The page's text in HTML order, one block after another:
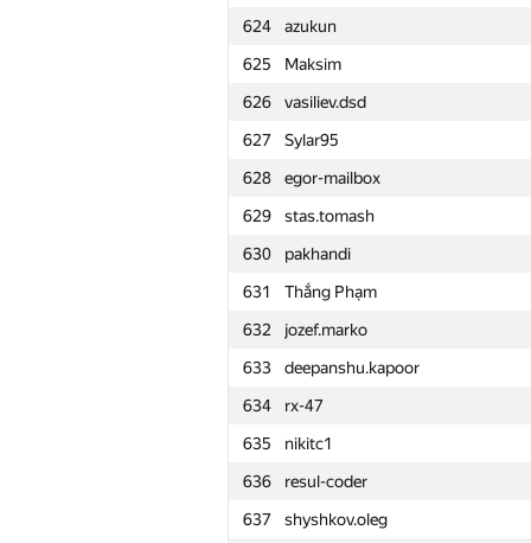
624
azukun
625
Maksim
626
vasiliev.dsd
627
Sylar95
628
egor-mailbox
629
stas.tomash
630
pakhandi
631
Thắng Phạm
632
jozef.marko
633
deepanshu.kapoor
634
rx-47
635
nikitc1
636
resul-coder
637
shyshkov.oleg
601 maks-borodi
602
krivovkirill
603
YaKostin2010
604
Sokolov
605
geraskin.ia
606
maslov.ivan.2000
607
kctung
608
mHuman
609
ant0n3uev
610
peter.alexeev
611
lkmaks126
612
Егор Горнак
613
I3MNIX
614
Maxim Poleschuk